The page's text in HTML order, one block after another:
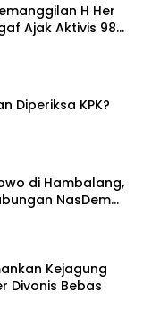
H Her
Ajak Aktivis 98
Diperiksa KPK?
di Hambalang,
NasDem
Kejagung
Divonis Bebas